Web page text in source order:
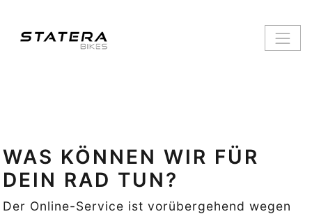
WAS KÖNNEN WIR FÜR
DEIN RAD TUN?
Der Online-Service ist vorübergehend wegen